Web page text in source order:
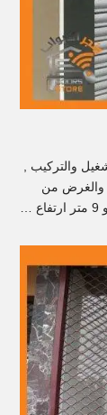
والتركيب ,
والغرض من